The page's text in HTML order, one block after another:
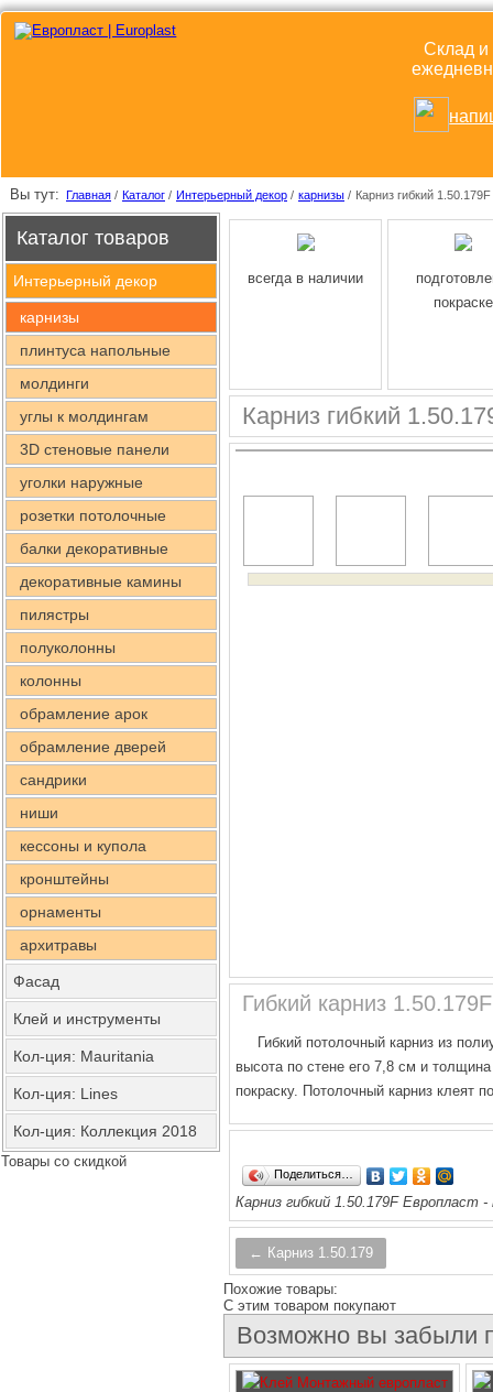
Склад и
Вы тут: Главная / Каталог / Интерьерный декор / карнизы / Карниз гибкий 1.50.179F
Каталог товаров
Интерьерный декор
карнизы
плинтуса напольные
молдинги
углы к молдингам
3D стеновые панели
уголки наружные
розетки потолочные
балки декоративные
декоративные камины
пилястры
полуколонны
колонны
обрамление арок
обрамление дверей
сандрики
ниши
кессоны и купола
кронштейны
орнаменты
архитравы
Фасад
Клей и инструменты
Кол-ция: Mauritania
Кол-ция: Lines
Кол-ция: Коллекция 2018
Товары со скидкой
всегда в наличии
покраске
Карниз гибкий
Гибкий карниз
Гибкий потолочный карниз из
высота по стене его 7,8 см и
покраску. Потолочный карниз клеят
Поделиться…
Карниз гибкий 1.50.179F Европласт -
← Карниз 1.50.179
Похожие товары:
C этим товаром покупают
Возможно вы забыли